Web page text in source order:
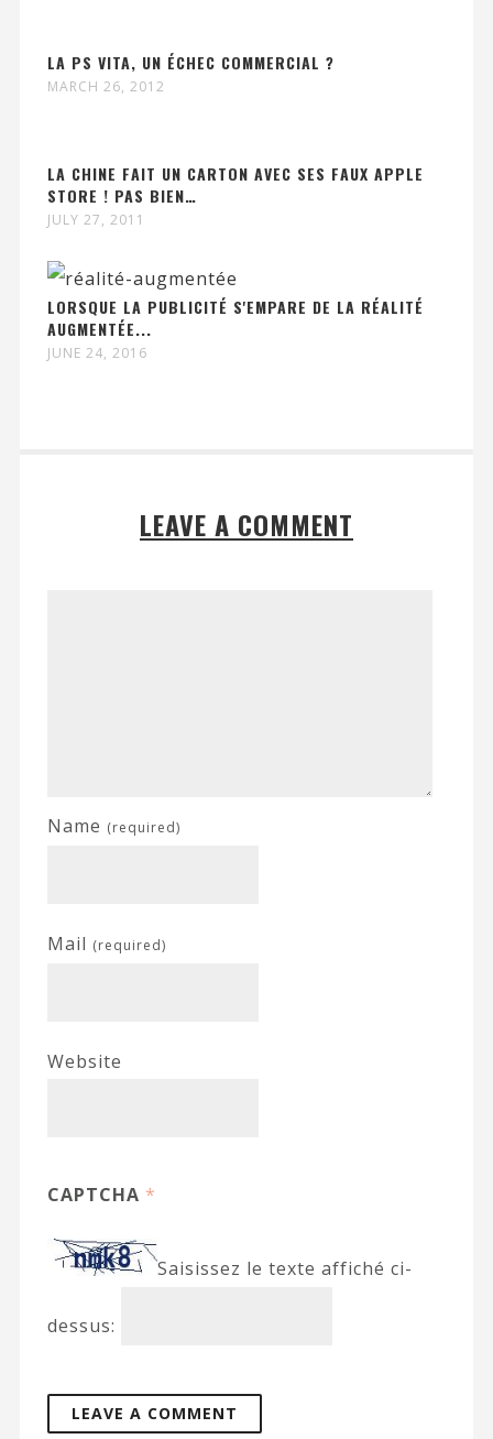
LA PS VITA, UN ÉCHEC COMMERCIAL ?
MARCH 26, 2012
LA CHINE FAIT UN CARTON AVEC SES FAUX APPLE
STORE ! PAS BIEN…
JULY 27, 2011
LORSQUE LA PUBLICITÉ S'EMPARE DE LA RÉALITÉ
AUGMENTÉE...
JUNE 24, 2016
LEAVE A COMMENT
Name (required)
Mail (required)
Website
CAPTCHA *
Saisissez le texte affiché ci-
dessus: